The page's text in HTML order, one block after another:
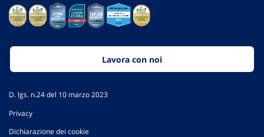
Lavora con noi
D. lgs. n.24 del 10 marzo 2023
Privacy
Dichiarazione dei cookie